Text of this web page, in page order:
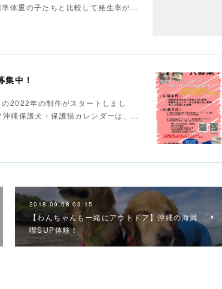
体重の子たちと比較して発生率が…
中！
2022年の制作がスタートしまし
縄保護犬・保護猫カレンダーは、…
2018.09.08 03:15
【わんちゃんも一緒にアウトドア】沖縄の海満
喫SUP体験！